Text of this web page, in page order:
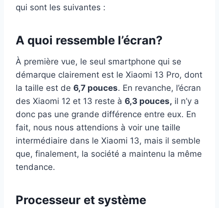
qui sont les suivantes :
A quoi ressemble l’écran?
À première vue, le seul smartphone qui se
démarque clairement est le Xiaomi 13 Pro, dont
la taille est de 6,7 pouces. En revanche, l’écran
des Xiaomi 12 et 13 reste à 6,3 pouces, il n’y a
donc pas une grande différence entre eux. En
fait, nous nous attendions à voir une taille
intermédiaire dans le Xiaomi 13, mais il semble
que, finalement, la société a maintenu la même
tendance.
Processeur et système